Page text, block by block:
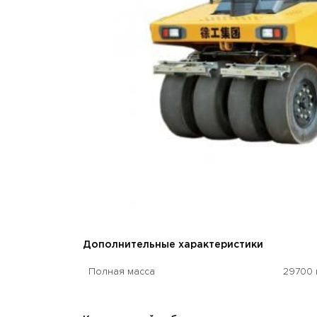
Дополнительные характеристики
Полная масса 29700